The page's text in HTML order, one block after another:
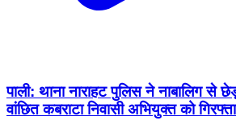
पाली: थाना नाराहट पुलिस ने नाबालिग से
वांछित कबराटा निवासी अभियुक्त को